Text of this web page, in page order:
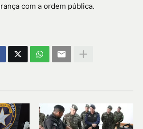
com a ordem pública.